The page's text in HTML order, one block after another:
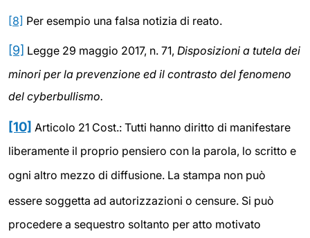
[8] Per esempio una falsa notizia di reato.
[9] Legge 29 maggio 2017, n. 71, Disposizioni a tutela dei
minori per la prevenzione ed il contrasto del fenomeno
del cyberbullismo.
[10] Articolo 21 Cost.: Tutti hanno diritto di manifestare
liberamente il proprio pensiero con la parola, lo scritto e
ogni altro mezzo di diffusione. La stampa non può
essere soggetta ad autorizzazioni o censure. Si può
procedere a sequestro soltanto per atto motivato